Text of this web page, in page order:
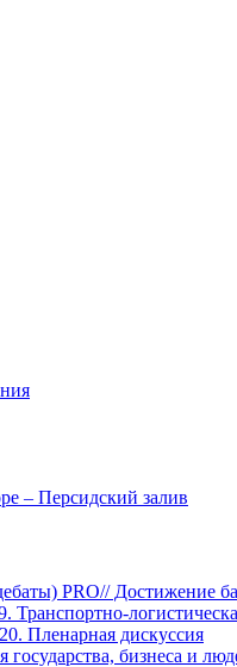
– Персидский залив
PRO// Достижение
Пленарная дискуссия
бизнеса и